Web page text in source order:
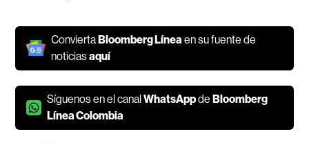
ConviertaBloomberg Línea en su fuente de
noticiasaquí
Síguenos en el canalWhatsAppdeBloomberg
Línea Colombia